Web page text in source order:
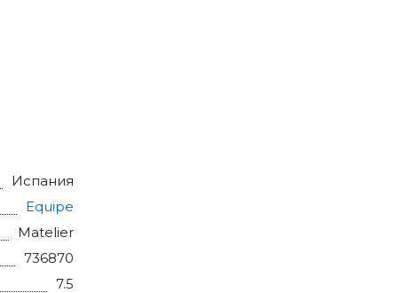
1.5–2
Испания
Equipe
Matelier
736870
7.5